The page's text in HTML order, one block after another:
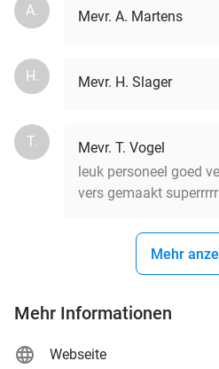
A. Mevr. A. Martens
H. Mevr. H. Slager
T.
Mevr. T. Vogel
leuk personeel goed
vers gemaakt superrrrr
Mehr
Mehr Informationen
Webseite